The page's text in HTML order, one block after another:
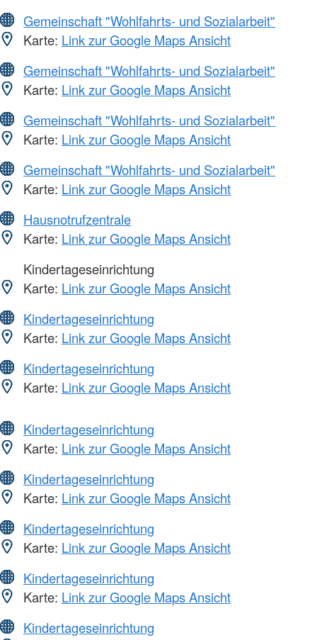
Gemeinschaft "Wohlfahrts- und Sozialarbeit"
Karte: Link zur Google Maps Ansicht
Gemeinschaft "Wohlfahrts- und Sozialarbeit"
Karte: Link zur Google Maps Ansicht
Gemeinschaft "Wohlfahrts- und Sozialarbeit"
Karte: Link zur Google Maps Ansicht
Gemeinschaft "Wohlfahrts- und Sozialarbeit"
Karte: Link zur Google Maps Ansicht
Hausnotrufzentrale
Karte: Link zur Google Maps Ansicht
Kindertageseinrichtung
Karte: Link zur Google Maps Ansicht
Kindertageseinrichtung
Karte: Link zur Google Maps Ansicht
Kindertageseinrichtung
Karte: Link zur Google Maps Ansicht
Kindertageseinrichtung
Karte: Link zur Google Maps Ansicht
Kindertageseinrichtung
Karte: Link zur Google Maps Ansicht
Kindertageseinrichtung
Karte: Link zur Google Maps Ansicht
Kindertageseinrichtung
Karte: Link zur Google Maps Ansicht
Kindertageseinrichtung